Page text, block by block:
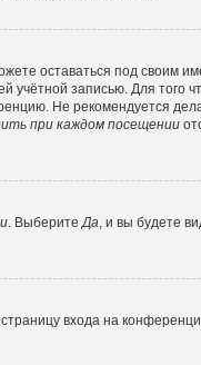
оставаться под своим
учётной записью. Для того
Не рекомендуется
при каждом посещении
. ВыберитеДа, и вы будете
входа на